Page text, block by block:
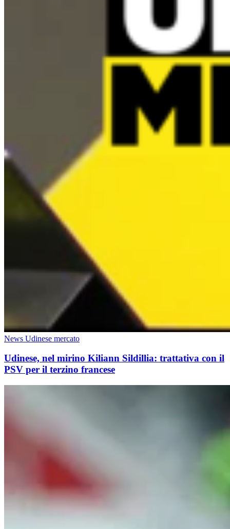
News Udinese mercato
Udinese, nel mirino Kiliann Sildillia: trattativa con il
PSV per il terzino francese